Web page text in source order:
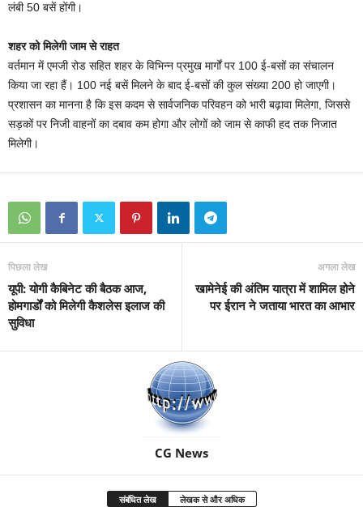
लंबी 50 बसें होंगी।
शहर को मिलेगी जाम से राहत
वर्तमान में एमजी रोड सहित शहर के विभिन्न प्रमुख मार्गों पर 100 ई-बसों का संचालन
किया जा रहा हैं। 100 नई बसें मिलने के बाद ई-बसों की कुल संख्या 200 हो जाएगी।
प्रशासन का मानना है कि इस कदम से सार्वजनिक परिवहन को भारी बढ़ावा मिलेगा, जिससे
सड़कों पर निजी वाहनों का दबाव कम होगा और लोगों को जाम से काफी हद तक निजात
मिलेगी।
पिछला लेख
यूपी: योगी कैबिनेट की बैठक आज,
होमगार्डों को मिलेगी कैशलेस इलाज की
सुविधा
अगला लेख
खामेनेई की अंतिम यात्रा में शामिल होने
पर ईरान ने जताया भारत का आभार
CG News
संबंधित लेख लेखक से और अधिक